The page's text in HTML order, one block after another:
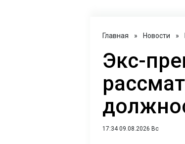
Главная » Новости »
Экс-
17:34 09.08.2026 Вс